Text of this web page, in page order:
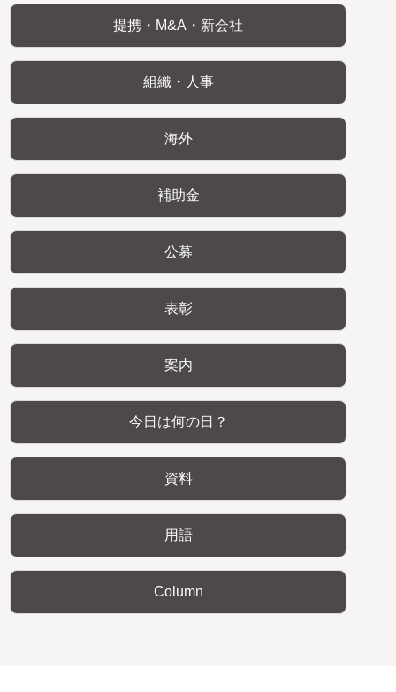
提携・M&A・新会社
組織・人事
海外
補助金
公募
表彰
案内
今日は何の日？
資料
用語
Column